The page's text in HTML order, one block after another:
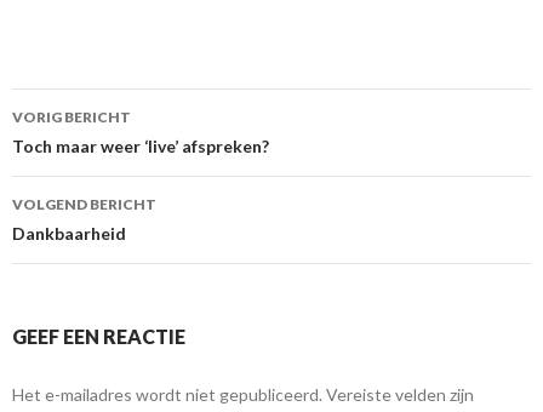
Berichtnavigatie
VORIG BERICHT
Toch maar weer ‘live’ afspreken?
VOLGEND BERICHT
Dankbaarheid
GEEF EEN REACTIE
Het e-mailadres wordt niet gepubliceerd. Vereiste velden zijn